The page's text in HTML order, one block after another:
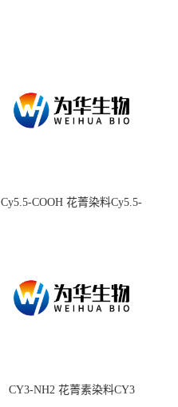
Cy5.5-COOH 花菁染料Cy5.5-
CY3-NH2 花菁素染料CY3